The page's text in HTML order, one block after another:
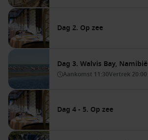
Dag 2. Op zee
Dag 3. Walvis Bay, Namibië
Aankomst 11:30Vertrek 20:00
Dag 4 - 5. Op zee